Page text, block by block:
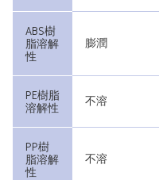
ABS樹
脂溶解
性
膨潤
PE樹脂
溶解性
不溶
PP樹
脂溶解
性
不溶